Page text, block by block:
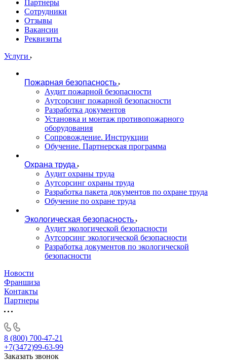
Партнеры
Сотрудники
Отзывы
Вакансии
Реквизиты
Услуги
Пожарная безопасность
Аудит пожарной безопасности
Аутсорсинг пожарной безопасности
Разработка документов
Установка и монтаж противопожарного
оборудования
Сопровождение. Инструкции
Обучение. Партнерская программа
Охрана труда
Аудит охраны труда
Аутсорсинг охраны труда
Разработка пакета документов по охране труда
Обучение по охране труда
Экологическая безопасность
Аудит экологической безопасности
Аутсорсинг экологической безопасности
Разработка документов по экологической
безопасности
Новости
Франшиза
Контакты
Партнеры
8 (800) 700-47-21
+7(3472)99-63-99
Заказать звонок